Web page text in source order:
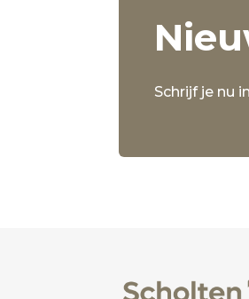
Schrijf je nu